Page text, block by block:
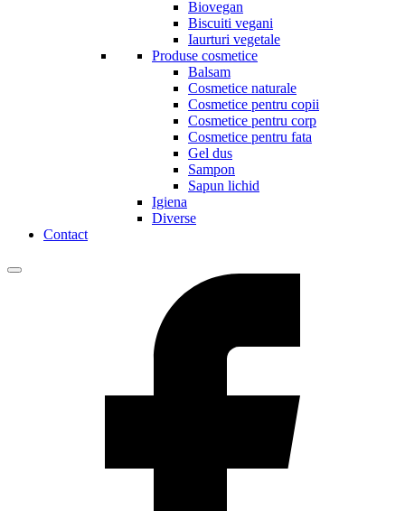
Biovegan
Biscuiti vegani
Iaurturi vegetale
Produse cosmetice
Balsam
Cosmetice naturale
Cosmetice pentru copii
Cosmetice pentru corp
Cosmetice pentru fata
Gel dus
Sampon
Sapun lichid
Igiena
Diverse
Contact